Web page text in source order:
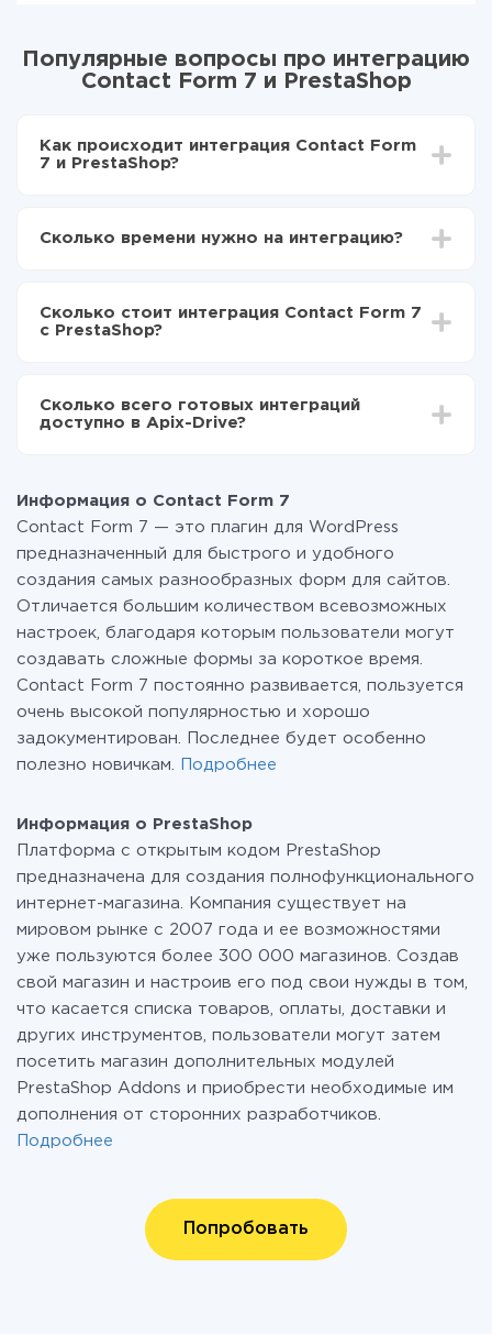
Популярные вопросы про интеграцию
Contact Form 7 и PrestaShop
Как происходит интеграция Contact Form
7 и PrestaShop?
Выбираете какие данные передавать из Contact
передаваться из Contact Form 7 в PrestaShop
Сколько времени нужно на интеграцию?
отличаться и составлять от 5-ти до 30-минут. В
среднем настройка занимает 10-15 минут.
Сколько стоит интеграция Contact Form 7
с PrestaShop?
функционал. Вы оплачиваете только количество
данных, которые по факту передаются из одной
перейти на платный, при необходимости. Подробнее
отарифах.
Сколько всего готовых интеграций
доступно в Apix-Drive?
Информация о Contact Form 7
Contact Form 7 — это плагин для WordPress
предназначенный для быстрого и удобного
создания самых разнообразных форм для сайтов.
Отличается большим количеством всевозможных
настроек, благодаря которым пользователи могут
создавать сложные формы за короткое время.
Contact Form 7 постоянно развивается, пользуется
очень высокой популярностью и хорошо
задокументирован. Последнее будет особенно
полезно новичкам.
Подробнее
Информация о PrestaShop
Платформа с открытым кодом PrestaShop
предназначена для создания полнофункционального
интернет-магазина. Компания существует на
мировом рынке с 2007 года и ее возможностями
уже пользуются более 300 000 магазинов. Создав
свой магазин и настроив его под свои нужды в том,
что касается списка товаров, оплаты, доставки и
других инструментов, пользователи могут затем
посетить магазин дополнительных модулей
PrestaShop Addons и приобрести необходимые им
дополнения от сторонних разработчиков.
Подробнее
Попробовать